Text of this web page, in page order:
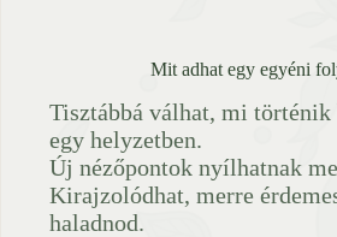
Mit adhat egy egyéni
Tisztábbá válhat, mi történik
egy helyzetben.
Új nézőpontok nyílhatnak
Kirajzolódhat, merre
haladnod.